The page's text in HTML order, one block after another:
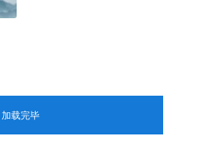
加载完毕